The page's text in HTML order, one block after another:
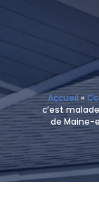
Accueil»
c’est
de Maine-